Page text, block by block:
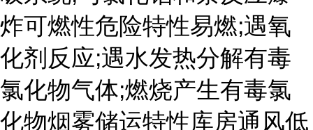
炸可燃性危险特性易燃;遇氧
化剂反应;遇水发热分解有毒
氯化物气体;燃烧产生有毒氯
化物烟雾储运特性库房通风低